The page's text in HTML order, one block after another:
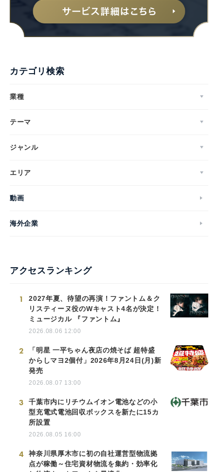
カテゴリ検索
業種
テーマ
ジャンル
エリア
動画
海外企業
アクセスランキング
1
2027年夏、待望の再演！ファントム＆ク
リスティーヌ役のWキャスト4名が決定！
ミュージカル 『ファントム』
2026.08.06 12:00
2
「明星 一平ちゃん夜店の焼そば 超特盛
からしマヨ2個付」2026年8月24日(月)新
発売
2026.08.07 13:00
3
千葉市内にリチウムイオン電池などの小
型充電式電池回収ボックスを新たに15カ
所設置
2026.08.05 16:00
4
神奈川県厚木市に初の自社運営型物流拠
点が稼働～住宅資材物流を集約・効率化